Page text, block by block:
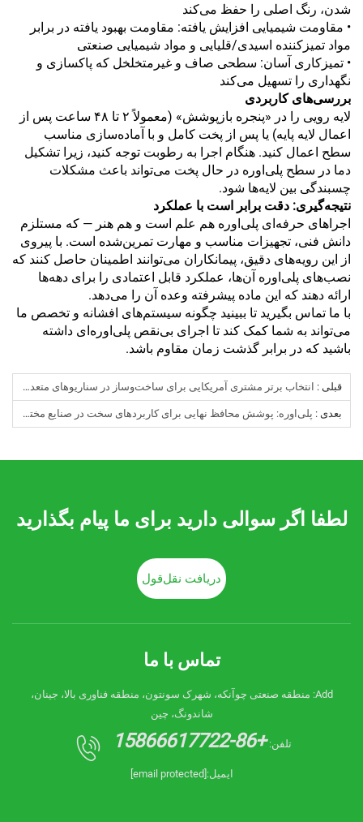
شدن، رنگ اصلی را حفظ می‌کند
• مقاومت شیمیایی افزایش یافته: مقاومت بهبود یافته در برابر
مواد تمیزکننده اسیدی/قلیایی و مواد شیمیایی صنعتی
• تمیزکاری آسان: سطحی صاف و غیرمتخلخل که پاکسازی و
نگهداری را تسهیل می‌کند
بررسی‌های کاربردی
لایه رویی را در «پنجره بازپوشش» (معمولاً ۲ تا ۴۸ ساعت پس از
اعمال لایه پایه) یا پس از پخت کامل و با آماده‌سازی مناسب
سطح اعمال کنید. هنگام اجرا به رطوبت توجه کنید، زیرا تشکیل
دما در سطح پلی‌اوره در حال پخت می‌تواند باعث مشکلات
چسبندگی بین لایه‌ها شود.
نتیجه‌گیری: دقت برابر است با عملکرد
اجراهای حرفه‌ای پلی‌اوره هم علم است و هم هنر — که مستلزم
دانش فنی، تجهیزات مناسب و مهارت تمرین‌شده است. با پیروی
از این رویه‌های دقیق، پیمانکاران می‌توانند اطمینان حاصل کنند که
نصب‌های پلی‌اوره آن‌ها، عملکرد قابل اعتمادی را برای دهه‌ها
ارائه دهند که این ماده پیشرفته وعده آن را می‌دهد.
با ما تماس بگیرید تا ببینید چگونه سیستم‌های افشانه و تخصص ما
می‌تواند به شما کمک کند تا اجرای بی‌نقص پلی‌اوره‌ای داشته
باشید که در برابر گذشت زمان مقاوم باشد.
قبلی : انتخاب برتر مشتری آمریکایی برای ساخت‌وساز در سناریوهای متعدد: دستگاه پاشش K3000 PU اقبال بالایی کسب کرد
بعدی : پلی‌اوره: پوشش محافظ نهایی برای کاربردهای سخت در صنایع مختلف
لطفا اگر سوالی دارید برای ما پیام بگذارید
دریافت نقل‌قول
تماس با ما
Add: منطقه صنعتی چوآنکه، شهرک سونتون، منطقه فناوری بالا، جینان،
شاندونگ، چین
تلفن: +86-15866617722
ایمیل:[email protected]